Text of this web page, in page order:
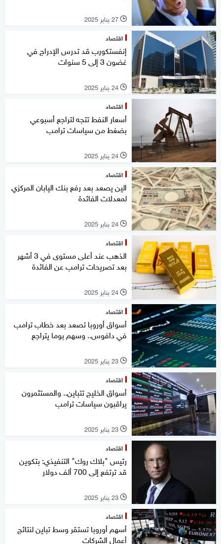
l 27 يناير 2025
اقتصاد
إنفستكورب قد تدرس الإدراج في
غضون 3 إلى 5 سنوات
l 24 يناير 2025
اقتصاد
أسعار النفط تتجه لتراجع أسبوعي
بضغط من سياسات ترامب
l 24 يناير 2025
اقتصاد
الين يصعد بعد رفع بنك اليابان المركزي
لمعدلات الفائدة
l 24 يناير 2025
اقتصاد
الذهب عند أعلى مستوى في 3 أشهر
بعد تصريحات ترامب عن الفائدة
l 24 يناير 2025
اقتصاد
أسواق أوروبا تصعد بعد خطاب ترامب
في دافوس.. وسهم بوما يتراجع
l 23 يناير 2025
اقتصاد
أسواق الخليج تتباين.. والمستثمرون
يراقبون سياسات ترامب
l 23 يناير 2025
اقتصاد
رئيس "بلاك روك" التنفيذي: بتكوين
قد ترتفع إلى 700 ألف دولار
l 23 يناير 2025
اقتصاد
أسهم أوروبا تستقر وسط تباين لنتائج
أعمال الشركات